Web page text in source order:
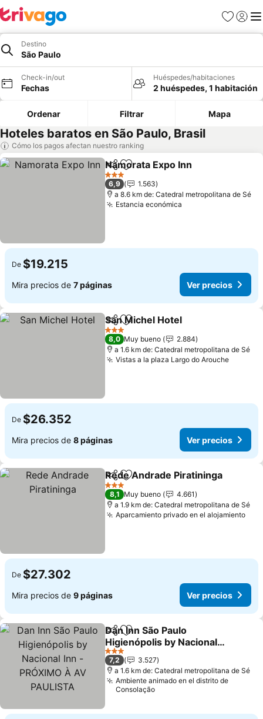
Favoritos
Iniciar
Destino
São Paulo
Check-in/out
Fechas
Huéspedes/habitaciones
2 huéspedes, 1 habitación
Ordenar Filtrar Mapa
Hoteles baratos en São Paulo, Brasil
Cómo los pagos afectan nuestro ranking
CompartirAgregar a favoritos
Namorata Expo Inn
3 Estrellas
6,9
1.563
a 8.6 km de: Catedral metropolitana de Sé
Estancia económica
De $19.215
Mira precios de 7 páginas Ver precios
CompartirAgregar a favoritos
San Michel Hotel
3 Estrellas
8,0 Muy bueno
2.884
a 1.6 km de: Catedral metropolitana de Sé
Vistas a la plaza Largo do AroucheVer
De $26.352
Mira precios de 8 páginas Ver precios
CompartirAgregar a favoritos
Rede Andrade Piratininga
3 Estrellas
8,1 Muy bueno
4.661
a 1.9 km de: Catedral metropolitana de Sé
Aparcamiento privado en el alojamientoVer
De $27.302
Mira precios de 9 páginas Ver precios
CompartirAgregar a favoritos
Dan Inn São Paulo
Higienópolis by Nacional
Inn - PRÓXIMO À AV
PAULISTA
Ver precios
3 Estrellas
7,2
3.527
a 1.6 km de: Catedral metropolitana de Sé
Ambiente animado en el distrito de
Consolação